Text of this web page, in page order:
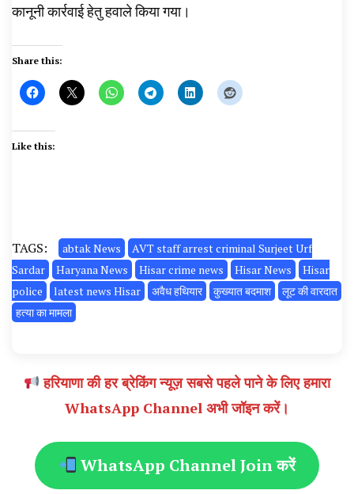
कानूनी कार्रवाई हेतु हवाले किया गया।
Share this:
Like this:
TAGS: abtak News
AVT staff arrest criminal Surjeet Urf
Sardar
Haryana News Hisar crime news Hisar News
Hisar
police
latest news Hisar अवैध हथियार कुख्यात बदमाश
लूट की वारदात
हत्या का मामला
हरियाणा की हर ब्रेकिंग न्यूज़ सबसे पहले पाने के लिए हमारा
WhatsApp Channel अभी जॉइन करें।
WhatsApp Channel Join करें